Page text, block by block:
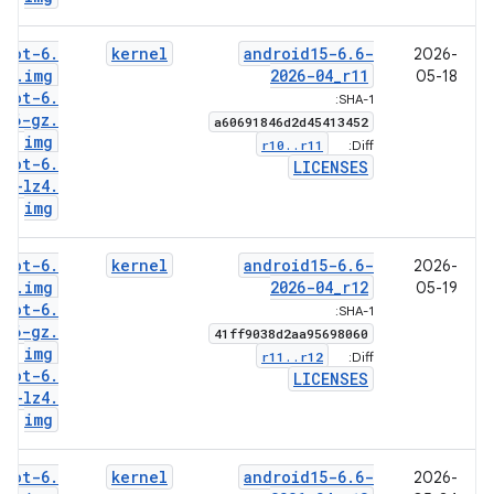
2026-
05-18
android15-6. 6-
2026-04_r11
SHA-1:
a60691846d2d45413452
Diff:
r10 . . r11
LICENSES
kernel
6.
. img
6.
6-gz .
img
6.
6-lz4.
img
2026-
05-19
android15-6. 6-
2026-04_r12
SHA-1:
41ff9038d2aa95698060
Diff:
r11 . . r12
LICENSES
kernel
6.
. img
6.
6-gz .
img
6.
6-lz4.
img
2026-
android15-6. 6-
kernel
6.